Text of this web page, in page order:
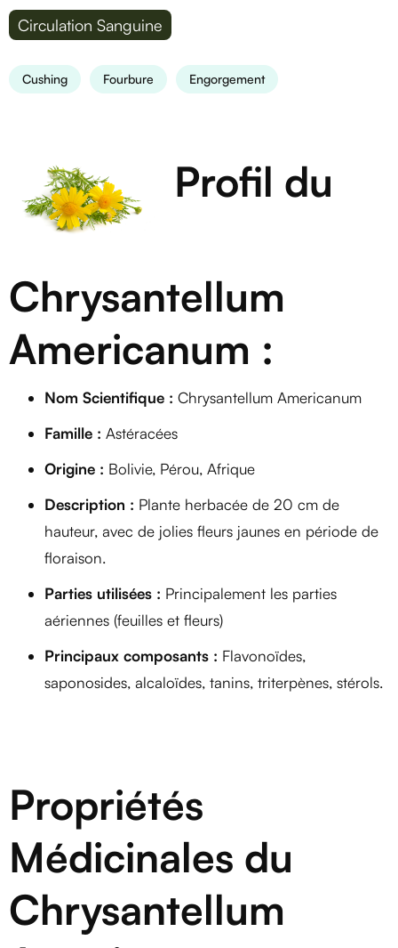
Circulation Sanguine
Cushing Fourbure Engorgement
Profil du
Chrysantellum
Americanum :
Nom Scientifique : Chrysantellum Americanum
Famille : Astéracées
Origine : Bolivie, Pérou, Afrique
Description : Plante herbacée de 20 cm de
hauteur, avec de jolies fleurs jaunes en période de
floraison.
Parties utilisées : Principalement les parties
aériennes (feuilles et fleurs)
Principaux composants : Flavonoïdes,
saponosides, alcaloïdes, tanins, triterpènes, stérols.
Propriétés
Médicinales du
Chrysantellum